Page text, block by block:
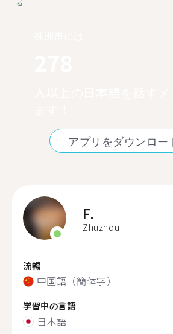
アプリをダウンロー
F.
Zhuzhou
流暢
中国語（簡体字）
学習中の言語
日本語